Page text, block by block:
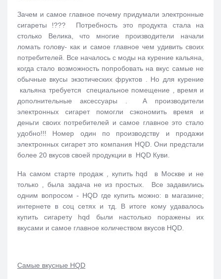
Зачем и самое главное почему придумали электронные
сигареты !??? Потребность это продукта стала на
столько Велика, что многие производители начали
ломать голову- как и самое главное чем удивить своих
потребителей. Все началось с моды на курение кальяна,
когда стало возможность попробовать на вкус самые не
обычные вкусы экзотических фруктов . Но для курение
кальяна требуется специальное помещение , время и
дополнительные аксессуары . А производители
электронных сигарет помогли сэкономить время и
деньги своих потребителей и самое главное это стало
удобно!!! Номер один по производству и продажи
электронных сигарет это компания HQD. Они предстали
более 20 вкусов своей продукции в HQD Куви.
На самом старте продаж , купить hqd в Москве и не
только , была задача не из простых. Все задавились
одним вопросом - HQD где купить можно: в магазине;
интернете в соц сетях и тд. В итоге кому удавалось
купить сигарету hqd были настолько поражены их
вкусами и самое главное количеством вкусов HQD.
Самые вкусные HQD